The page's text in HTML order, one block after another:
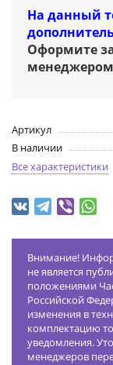
На данный
Оформите
менеджером
Артикул
В наличии
Все характеристики
Внимание!
не является
положениями
Российской
изменения в
комплектацию
уведомления.
менеджеров